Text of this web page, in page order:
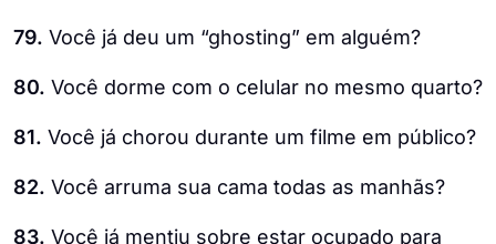
79. Você já deu um “ghosting” em alguém?
80. Você dorme com o celular no mesmo quarto?
81. Você já chorou durante um filme em público?
82. Você arruma sua cama todas as manhãs?
83. Você já mentiu sobre estar ocupado para